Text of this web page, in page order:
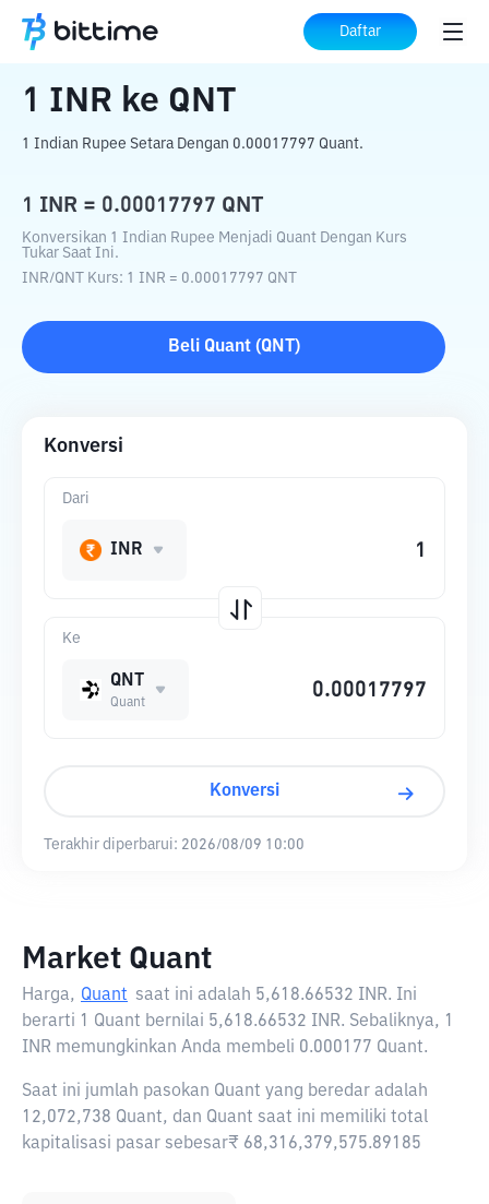
Daftar
Beranda Konverter Kripto ke QNT
1 INR ke QNT
1 Indian Rupee Setara Dengan 0.00017797 Quant.
1 INR = 0.00017797 QNT
Konversikan 1 Indian Rupee Menjadi Quant Dengan Kurs
Tukar Saat Ini.
INR/QNT Kurs: 1 INR = 0.00017797 QNT
Beli Quant(QNT )
Konversi
Ke
QNT
Quant
Dari
INR
Konversi
Terakhir diperbarui: 2026/08/09 10:00
Market Quant
Harga, Quant saat ini adalah 5,618.66532 INR. Ini
berarti 1 Quant bernilai 5,618.66532 INR. Sebaliknya, 1
INR memungkinkan Anda membeli 0.000177 Quant.
Saat ini jumlah pasokan Quant yang beredar adalah
12,072,738 Quant, dan Quant saat ini memiliki total
kapitalisasi pasar sebesar₹ 68,316,379,575.89185